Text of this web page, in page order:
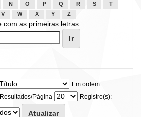
N O P Q R S
T
V W X Y Z
com as primeiras letras:
Em ordem:
Resultados/Página
Registro(s):